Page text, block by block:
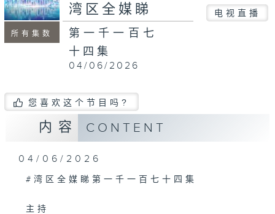
所有集数
湾区全媒睇 电视直播
第一千一百七
十四集
04/06/2026
您喜欢这个节目吗?
内容 CONTENT
04/06/2026
#湾区全媒睇第一千一百七十四集
主持